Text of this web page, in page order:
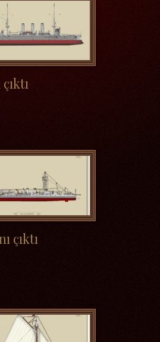
çıktı